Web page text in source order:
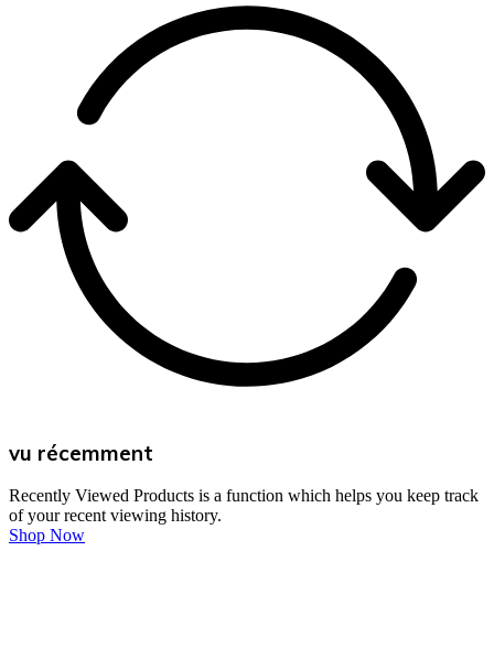
vu récemment
Recently Viewed Products is a function which helps you keep track
of your recent viewing history.
Shop Now